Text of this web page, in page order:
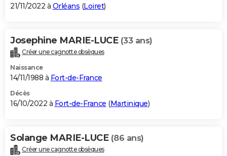
21/11/2022 à Orléans (Loiret)
Josephine MARIE-LUCE (33 ans)
Créer une cagnotte obsèques
Naissance
14/11/1988 à Fort-de-France
Décès
16/10/2022 à Fort-de-France (Martinique)
Solange MARIE-LUCE (86 ans)
Créer une cagnotte obsèques